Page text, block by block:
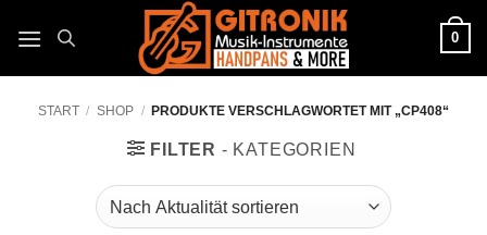
Inhalt
0
START / SHOP / PRODUKTE VERSCHLAGWORTET MIT „CP408“
FILTER